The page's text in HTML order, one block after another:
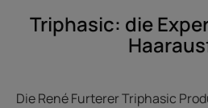
Triphasic: die
Die René Furterer Triphasic